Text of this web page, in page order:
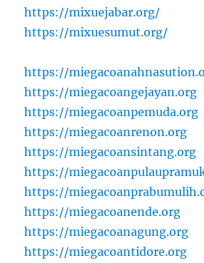
https://mixuejabar.org/
https://mixuesumut.org/
https://
https://miegacoangejayan.org
https://miegacoanpemuda.org
https://miegacoanrenon.org
https://miegacoansintang.org
https://
https://
https://miegacoanende.org
https://miegacoanagung.org
https://miegacoantidore.org